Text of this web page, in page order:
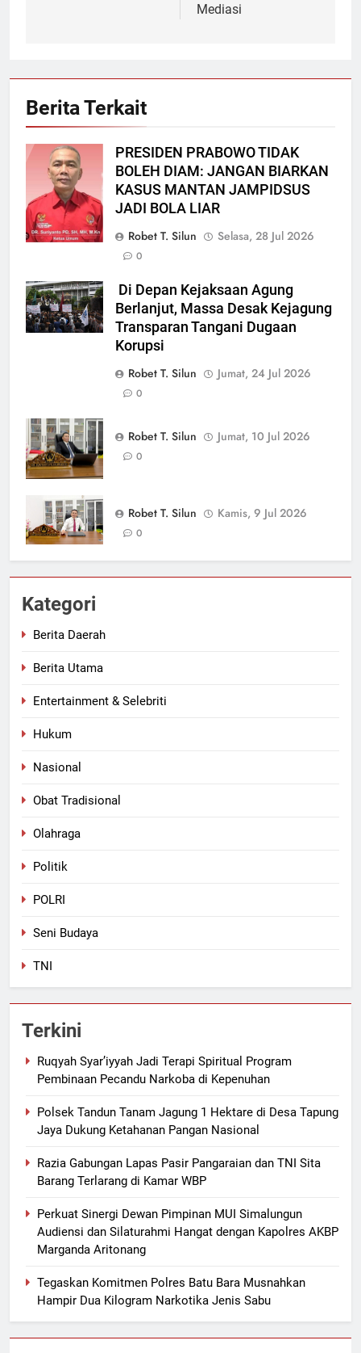
Mediasi
Berita Terkait
PRESIDEN PRABOWO TIDAK
BOLEH DIAM: JANGAN BIARKAN
KASUS MANTAN JAMPIDSUS
JADI BOLA LIAR
Robet T. Silun
Selasa, 28 Jul 2026
0
Di Depan Kejaksaan Agung
Berlanjut, Massa Desak Kejagung
Transparan Tangani Dugaan
Korupsi
Robet T. Silun
Jumat, 24 Jul 2026
0
Robet T. Silun Jumat, 10 Jul 2026
0
Robet T. Silun Kamis, 9 Jul 2026
0
Kategori
Berita Daerah
Berita Utama
Entertainment & Selebriti
Hukum
Nasional
Obat Tradisional
Olahraga
Politik
POLRI
Seni Budaya
TNI
Terkini
Ruqyah Syar’iyyah Jadi Terapi Spiritual Program
Pembinaan Pecandu Narkoba di Kepenuhan
Polsek Tandun Tanam Jagung 1 Hektare di Desa Tapung
Jaya Dukung Ketahanan Pangan Nasional
Razia Gabungan Lapas Pasir Pangaraian dan TNI Sita
Barang Terlarang di Kamar WBP
Perkuat Sinergi Dewan Pimpinan MUI Simalungun
Audiensi dan Silaturahmi Hangat dengan Kapolres AKBP
Marganda Aritonang
Tegaskan Komitmen Polres Batu Bara Musnahkan
Hampir Dua Kilogram Narkotika Jenis Sabu